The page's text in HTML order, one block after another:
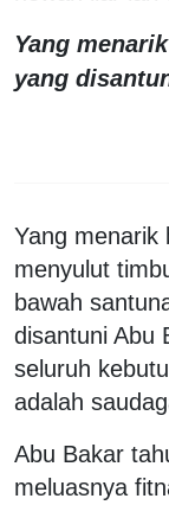
Yang menarik
yang
Yang menarik
menyulut
bawah
disantuni Abu
seluruh
adalah
Abu Bakar
meluasnya